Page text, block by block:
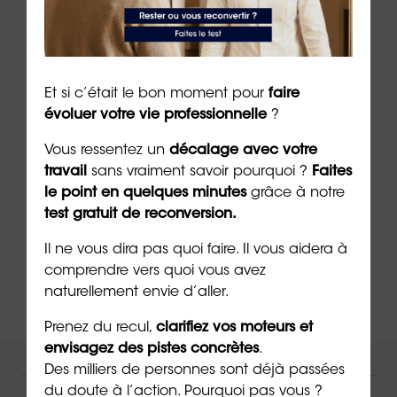
***
Passez gratuitement le test :« devez-vous
faire unereconversion professionnelle
En savoir plus sur lebilan de
compétences comme outil de reconversion
Procurez-vous le « jeu decartes des
NOUS VOUS ACCOMPAGNONS !
Et si c’était le bon moment pour faire
évoluer votre vie professionnelle?
Vous ressentez un décalage avec votre
travail sans vraiment savoir pourquoi ? Faites
le point en quelques minutesgrâce à notre
test gratuit de reconversion.
Il ne vous dira pas quoi faire. Il vous aidera à
comprendre vers quoi vous avez
naturellement envie d’aller.
Prenez du recul, clarifiez vos moteurs et
envisagez des pistes concrètes.
Des milliers de personnes sont déjà passées
du doute à l’action. Pourquoi pas vous ?